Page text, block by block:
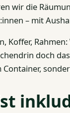
wir die
– mit
Koffer,
doch
Container,